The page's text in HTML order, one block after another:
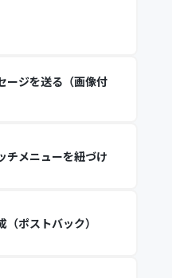
ージを送る（画像付
チメニューを紐づけ
ポストバック）